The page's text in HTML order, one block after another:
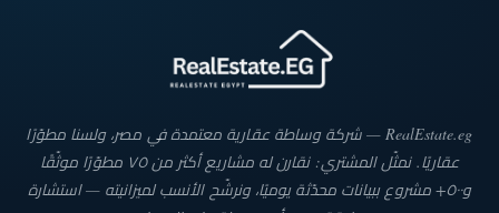
RealEstate.eg — شركة وساطة عقارية معتمدة في مصر، ولسنا مطوّرًا
عقاريًا. نمثّل المشتري: نقارن له مشاريع أكثر من ٧٥ مطوّرًا موثّقًا
و٥٠٠+ مشروع ببيانات محدّثة يوميًا، ونرشّح الأنسب لميزانيته — استشارة